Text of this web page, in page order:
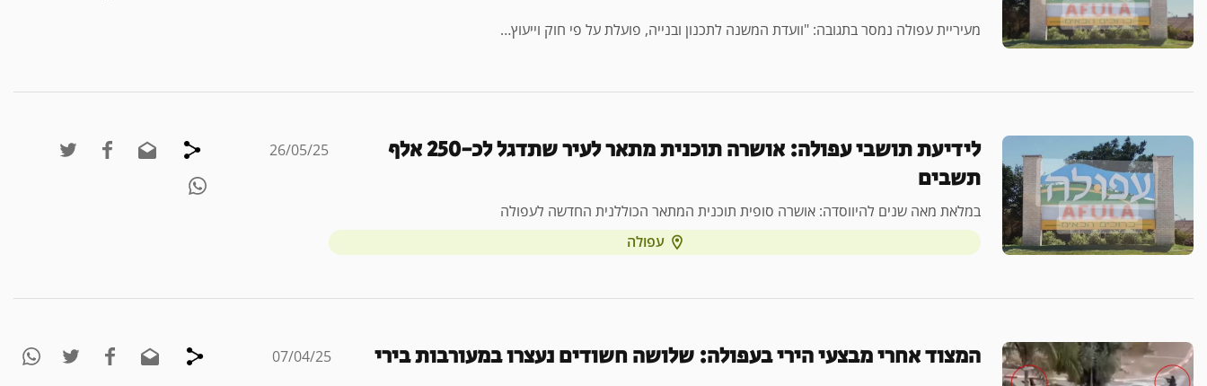
מעיריית עפולה נמסר בתגובה: "וועדת המשנה לתכנון ובנייה, פועלת על פי חוק וייעוץ…
לידיעת תושבי עפולה: אושרה תוכנית מתאר לעיר שתדגל לכ-250 אלף
תשבים
במלאת מאה שנים להיווסדה: אושרה סופית תוכנית המתאר הכוללנית החדשה לעפולה
עפולה
26/05/25
המצוד אחרי מבצעי הירי בעפולה: שלושה חשודים נעצרו במעורבות בירי 07/04/25